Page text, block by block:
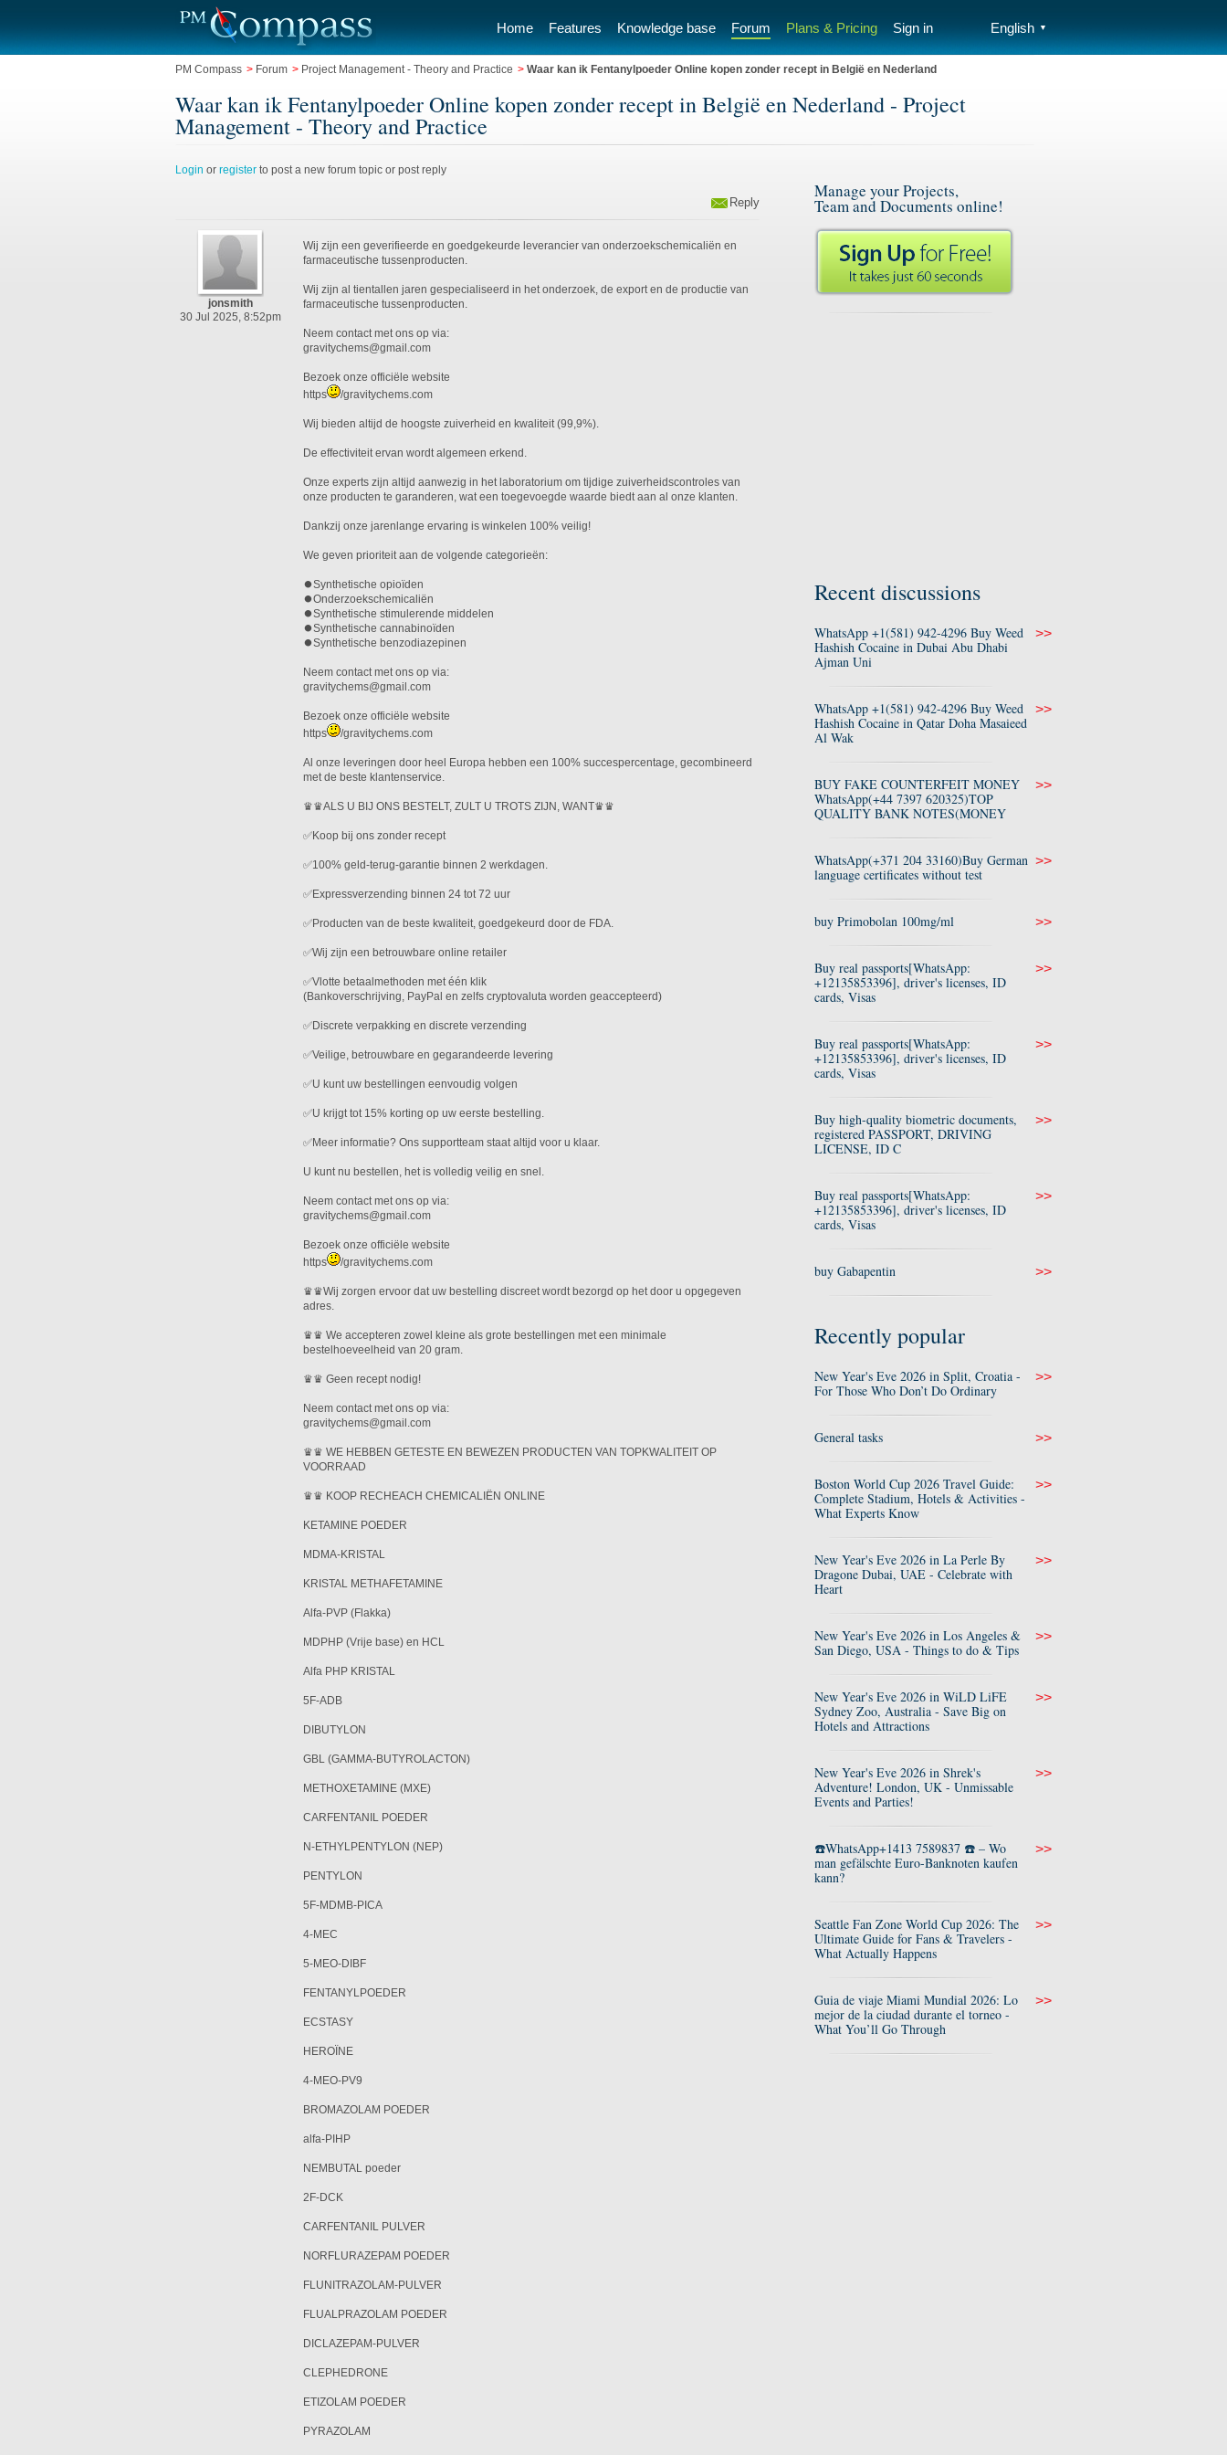
Home Features Knowledge base Forum Plans & Pricing Sign in English ▼
PM Compass > Forum > Project Management - Theory and Practice > Waar kan ik Fentanylpoeder Online kopen zonder recept in België en Nederland
Waar kan ik Fentanylpoeder Online kopen zonder recept in België en Nederland - Project
Management - Theory and Practice
Login or register to post a new forum topic or post reply
Reply
jonsmith
30 Jul 2025, 8:52pm
Wij zijn een geverifieerde en goedgekeurde leverancier van onderzoekschemicaliën en
farmaceutische tussenproducten.
Wij zijn al tientallen jaren gespecialiseerd in het onderzoek, de export en de productie van
farmaceutische tussenproducten.
Neem contact met ons op via:
gravitychems@gmail.com
Bezoek onze officiële website
https
/gravitychems.com
Wij bieden altijd de hoogste zuiverheid en kwaliteit (99,9%).
De effectiviteit ervan wordt algemeen erkend.
Onze experts zijn altijd aanwezig in het laboratorium om tijdige zuiverheidscontroles van
onze producten te garanderen, wat een toegevoegde waarde biedt aan al onze klanten.
Dankzij onze jarenlange ervaring is winkelen 100% veilig!
We geven prioriteit aan de volgende categorieën:
⏺️Synthetische opioïden
⏺️Onderzoekschemicaliën
⏺️Synthetische stimulerende middelen
⏺️Synthetische cannabinoïden
⏺️Synthetische benzodiazepinen
Neem contact met ons op via:
gravitychems@gmail.com
Bezoek onze officiële website
https
/gravitychems.com
Al onze leveringen door heel Europa hebben een 100% succespercentage, gecombineerd
met de beste klantenservice.
♛♛ALS U BIJ ONS BESTELT, ZULT U TROTS ZIJN, WANT♛♛
✅Koop bij ons zonder recept
✅100% geld-terug-garantie binnen 2 werkdagen.
✅Expressverzending binnen 24 tot 72 uur
✅Producten van de beste kwaliteit, goedgekeurd door de FDA.
✅Wij zijn een betrouwbare online retailer
✅Vlotte betaalmethoden met één klik
(Bankoverschrijving, PayPal en zelfs cryptovaluta worden geaccepteerd)
✅Discrete verpakking en discrete verzending
✅Veilige, betrouwbare en gegarandeerde levering
✅U kunt uw bestellingen eenvoudig volgen
✅U krijgt tot 15% korting op uw eerste bestelling.
✅Meer informatie? Ons supportteam staat altijd voor u klaar.
U kunt nu bestellen, het is volledig veilig en snel.
Neem contact met ons op via:
gravitychems@gmail.com
Bezoek onze officiële website
https
/gravitychems.com
♛♛Wij zorgen ervoor dat uw bestelling discreet wordt bezorgd op het door u opgegeven
adres.
♛♛ We accepteren zowel kleine als grote bestellingen met een minimale
bestelhoeveelheid van 20 gram.
♛♛ Geen recept nodig!
Neem contact met ons op via:
gravitychems@gmail.com
♛♛ WE HEBBEN GETESTE EN BEWEZEN PRODUCTEN VAN TOPKWALITEIT OP
VOORRAAD
♛♛ KOOP RECHEACH CHEMICALIËN ONLINE
KETAMINE POEDER
MDMA-KRISTAL
KRISTAL METHAFETAMINE
Alfa-PVP (Flakka)
MDPHP (Vrije base) en HCL
Alfa PHP KRISTAL
5F-ADB
DIBUTYLON
GBL (GAMMA-BUTYROLACTON)
METHOXETAMINE (MXE)
CARFENTANIL POEDER
N-ETHYLPENTYLON (NEP)
PENTYLON
5F-MDMB-PICA
4-MEC
5-MEO-DIBF
FENTANYLPOEDER
ECSTASY
HEROÏNE
4-MEO-PV9
BROMAZOLAM POEDER
alfa-PIHP
NEMBUTAL poeder
2F-DCK
CARFENTANIL PULVER
NORFLURAZEPAM POEDER
FLUNITRAZOLAM-PULVER
FLUALPRAZOLAM POEDER
DICLAZEPAM-PULVER
CLEPHEDRONE
ETIZOLAM POEDER
PYRAZOLAM
Manage your Projects,
Team and Documents online!
Recent discussions
WhatsApp +1(581) 942-4296 Buy Weed
Hashish Cocaine in Dubai Abu Dhabi
Ajman Uni
>>
WhatsApp +1(581) 942-4296 Buy Weed
Hashish Cocaine in Qatar Doha Masaieed
Al Wak
>>
BUY FAKE COUNTERFEIT MONEY
WhatsApp(+44 7397 620325)TOP
QUALITY BANK NOTES(MONEY
>>
WhatsApp(+371 204 33160)Buy German
language certificates without test
>>
buy Primobolan 100mg/ml >>
Buy real passports[WhatsApp:
+12135853396], driver's licenses, ID
cards, Visas
>>
Buy real passports[WhatsApp:
+12135853396], driver's licenses, ID
cards, Visas
>>
Buy high-quality biometric documents,
registered PASSPORT, DRIVING
LICENSE, ID C
>>
Buy real passports[WhatsApp:
+12135853396], driver's licenses, ID
cards, Visas
>>
buy Gabapentin >>
Recently popular
New Year's Eve 2026 in Split, Croatia -
For Those Who Don’t Do Ordinary
>>
General tasks >>
Boston World Cup 2026 Travel Guide:
Complete Stadium, Hotels & Activities -
What Experts Know
>>
New Year's Eve 2026 in La Perle By
Dragone Dubai, UAE - Celebrate with
Heart
>>
New Year's Eve 2026 in Los Angeles &
San Diego, USA - Things to do & Tips
>>
New Year's Eve 2026 in WiLD LiFE
Sydney Zoo, Australia - Save Big on
Hotels and Attractions
>>
New Year's Eve 2026 in Shrek's
Adventure! London, UK - Unmissable
Events and Parties!
>>
☎️WhatsApp+1413 7589837 ☎️ – Wo
man gefälschte Euro-Banknoten kaufen
kann?
>>
Seattle Fan Zone World Cup 2026: The
Ultimate Guide for Fans & Travelers -
What Actually Happens
>>
Guia de viaje Miami Mundial 2026: Lo
mejor de la ciudad durante el torneo -
What You’ll Go Through
>>